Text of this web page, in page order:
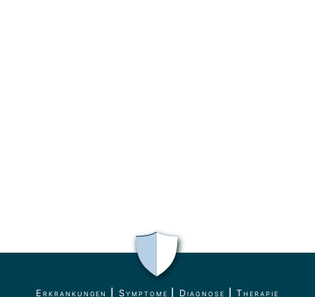
Erkrankungen Symptome Diagnose |Therapie